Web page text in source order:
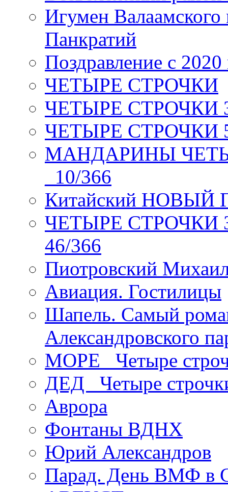
Игумен
Панкратий
Поздравление с 2020
ЧЕТЫРЕ СТРОЧКИ
ЧЕТЫРЕ СТРОЧКИ 3
ЧЕТЫРЕ СТРОЧКИ 5
МАНДАРИНЫ
_10/366
Китайский НОВЫЙ
ЧЕТЫРЕ СТРОЧКИ
46/366
Пиотровский
Авиация. Гостилицы
Шапель. Самый
Александровского
МОРЕ _Четыре
ДЕД _Четыре
Аврора
Фонтаны ВДНХ
Юрий Александров
Парад. День ВМФ в